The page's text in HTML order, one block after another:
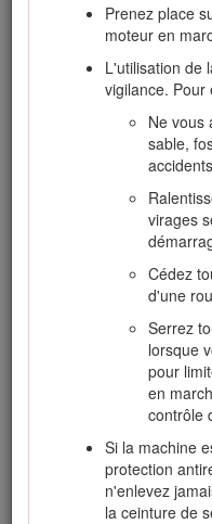
Prenez place
moteur en
L'utilisation de
vigilance. Pour
Ne vous
sable,
virages
Cédez
d'une
Serrez
lorsque
pour
en
contrôle
Si la machine
protection
n'enlevez
la ceinture de
Chargez les
dégagé et
ou sources
chargeur du
la batterie ou
des
outils isolés.
Procédez
machine sur
Utilisez des
charger la
véhicule.
Arrimez
sangles,
sangles avant
vers le bas et